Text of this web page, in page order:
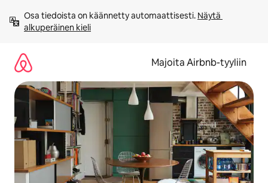
sisältö
väliin
Osa tiedoista on käännetty automaattisesti. Näytä
alkuperäinen kieli
Majoita Airbnb-tyyliin